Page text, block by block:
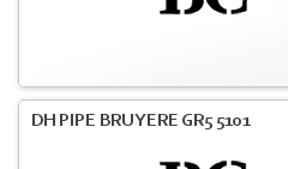
DH PIPE BRUYERE GR5 5101